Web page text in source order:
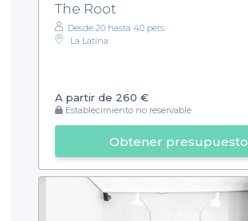
The Root
Desde 20 hasta 40 pers.
La Latina
A partir de 260 €
Establecimiento no reservable
Obtener presupuesto